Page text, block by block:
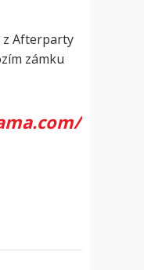
Afterparty
zámku